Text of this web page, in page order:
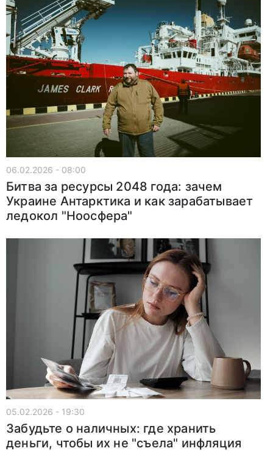
06.02.2026 - 08:00
Битва за ресурсы 2048 года: зачем
Украине Антарктика и как зарабатывает
ледокол "Ноосфера"
05.02.2026 - 19:30
Забудьте о наличных: где хранить
деньги, чтобы их не "съела" инфляция